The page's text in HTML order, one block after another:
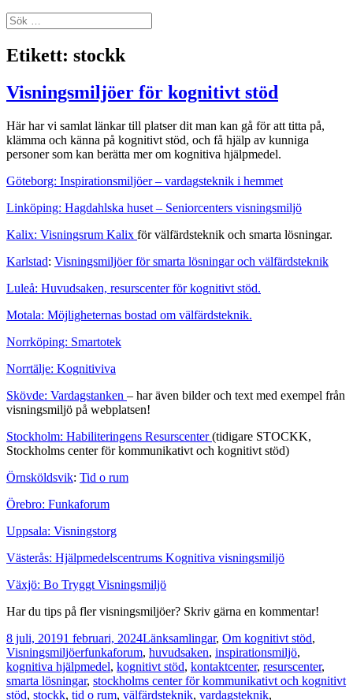
Sök
efter:
Etikett: stockk
Visningsmiljöer för kognitivt stöd
Här har vi samlat länkar till platser dit man kan gå för att titta på,
klämma och känna på kognitivt stöd, och få hjälp av kunniga
personer som kan berätta mer om kognitiva hjälpmedel.
Göteborg: Inspirationsmiljöer – vardagsteknik i hemmet
Linköping: Hagdahlska huset – Seniorcenters visningsmiljö
Kalix: Visningsrum Kalix för välfärdsteknik och smarta lösningar.
Karlstad: Visningsmiljöer för smarta lösningar och välfärdsteknik
Luleå: Huvudsaken, resurscenter för kognitivt stöd.
Motala: Möjligheternas bostad om välfärdsteknik.
Norrköping: Smartotek
Norrtälje: Kognitiviva
Skövde: Vardagstanken – har även bilder och text med exempel från
visningsmiljö på webplatsen!
Stockholm: Habiliteringens Resurscenter(tidigare STOCKK,
Stockholms center för kommunikativt och kognitivt stöd)
Örnsköldsvik: Tid o rum
Örebro: Funkaforum
Uppsala: Visningstorg
Västerås: Hjälpmedelscentrums Kognitiva visningsmiljö
Växjö: Bo Tryggt Visningsmiljö
Har du tips på fler visningsmiljöer? Skriv gärna en kommentar!
Postat
8 juli, 20191 februari, 2024Kategorier
Länksamlingar, Om kognitivt stöd,
VisningsmiljöerTaggar
funkaforum, huvudsaken, inspirationsmiljö,
kognitiva hjälpmedel, kognitivt stöd, kontaktcenter, resurscenter,
smarta lösningar, stockholms center för kommunikativt och kognitivt
stöd, stockk, tid o rum, välfärdsteknik, vardagsteknik,